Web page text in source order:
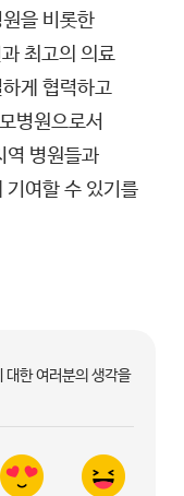
을 비롯한
최고의 의료
게 협력하고
병원으로서
역 병원들과
기여할 수 있기를
대한 여러분의 생각을